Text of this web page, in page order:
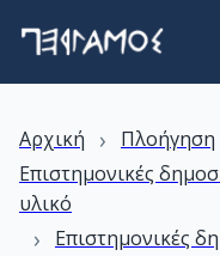
Αρχική › Πλοήγηση
Επιστημονικές
υλικό
› Επιστημονικές